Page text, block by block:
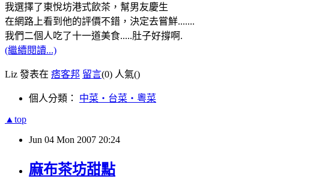
我選擇了東悅坊港式飲茶，幫男友慶生
在網路上看到他的評價不錯，決定去嘗鮮.......
我們二個人吃了十一道美食.....肚子好撐啊.
(繼續閱讀...)
Liz 發表在 痞客邦 留言(0) 人氣()
個人分類： 中菜‧台菜‧粵菜
▲top
Jun 04 Mon 2007 20:24
麻布茶坊甜點